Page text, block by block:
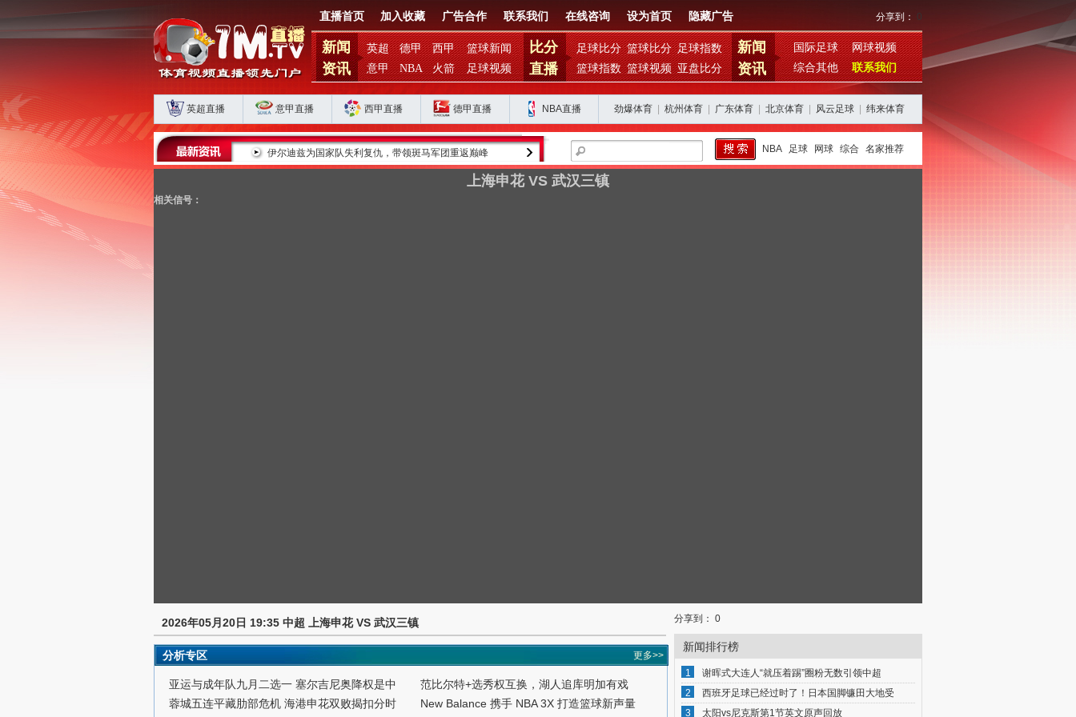
直播首页 加入收藏 广告合作 联系我们 在线咨询 设为首页 隐藏广告 分享到： 0
新闻
资讯
英超 德甲 西甲
篮球新闻
意甲
NBA 火箭 足球视频
比分
直播
足球比分 篮球比分 足球指数
篮球指数 篮球视频 亚盘比分
新闻
资讯
国际足球
网球视频
综合其他
联系我们
英超直播 意甲直播 西甲直播 德甲直播 NBA直播 劲爆体育 杭州体育 广东体育 北京体育 风云足球 纬来体育
五连平藏肋部危机 海港申花双败揭扣分时代生存 伊尔迪兹为国家队失利复仇，带领斑马军团重返巅峰 金球奖得主罗德里的皇马之路为何停滞？ 西班牙阿根廷再续恩怨，期待欧美杯对决
NBA 足球 网球 综合 名家推荐
上海申花 VS 武汉三镇
相关信号：
2026年05月20日 19:35 中超 上海申花 VS 武汉三镇
分析专区 更多>>
亚运与成年队九月二选一 塞尔吉尼奥降权是中
蓉城五连平藏肋部危机 海港申花双败揭扣分时
范比尔特+选秀权互换，湖人追库明加有戏
New Balance 携手 NBA 3X 打造篮球新声量
分享到： 0
新闻排行榜
1
谢晖式大连人“就压着踢”圈粉无数引领中超
2
西班牙足球已经过时了！日本国脚镰田大地受
3
太阳vs尼克斯第1节英文原声回放